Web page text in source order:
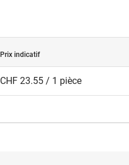
Prix indicatif
CHF 23.55 / 1 pièce